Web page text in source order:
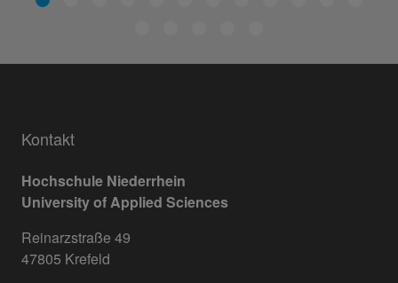
Kontakt
Hochschule Niederrhein
University of Applied Sciences
Reinarzstraße 49
47805 Krefeld